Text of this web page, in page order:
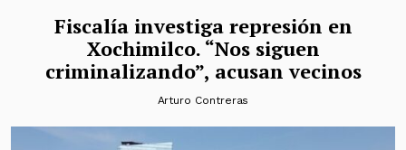
Fiscalía investiga represión en
Xochimilco. “Nos siguen
criminalizando”, acusan vecinos
Arturo Contreras